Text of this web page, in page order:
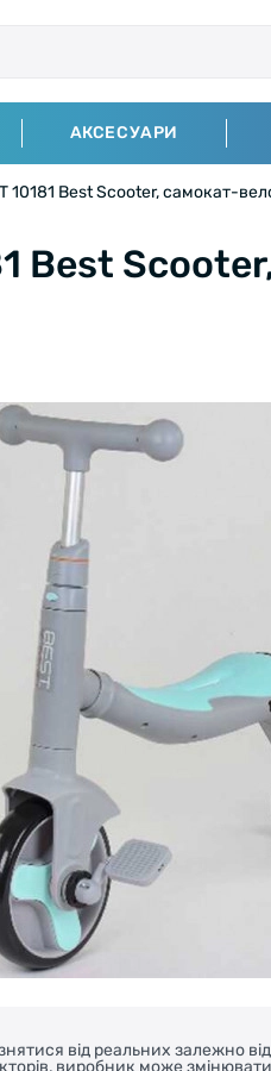
АКСЕСУАРИ
10181 Best Scooter, самокат-
Best
від реальних залежно
виробник може
НА ВЕЛОСИПЕДИ ВІД